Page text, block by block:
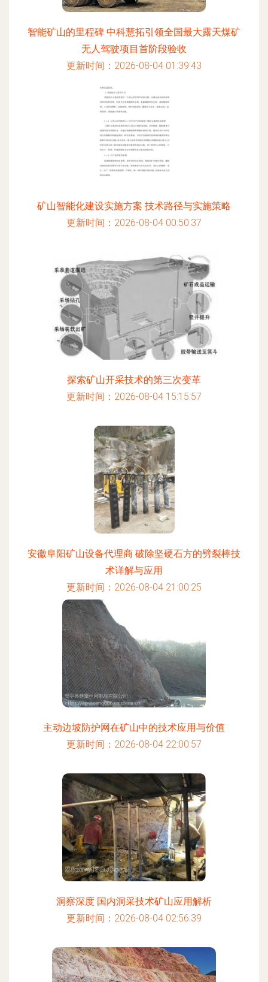
智能矿山的里程碑 中科慧拓引领全国最大露天煤矿
无人驾驶项目首阶段验收
更新时间：2026-08-04 01:39:43
矿山智能化建设实施方案 技术路径与实施策略
更新时间：2026-08-04 00:50:37
探索矿山开采技术的第三次变革
更新时间：2026-08-04 15:15:57
安徽阜阳矿山设备代理商 破除坚硬石方的劈裂棒技
术详解与应用
更新时间：2026-08-04 21:00:25
主动边坡防护网在矿山中的技术应用与价值
更新时间：2026-08-04 22:00:57
洞察深度 国内洞采技术矿山应用解析
更新时间：2026-08-04 02:56:39